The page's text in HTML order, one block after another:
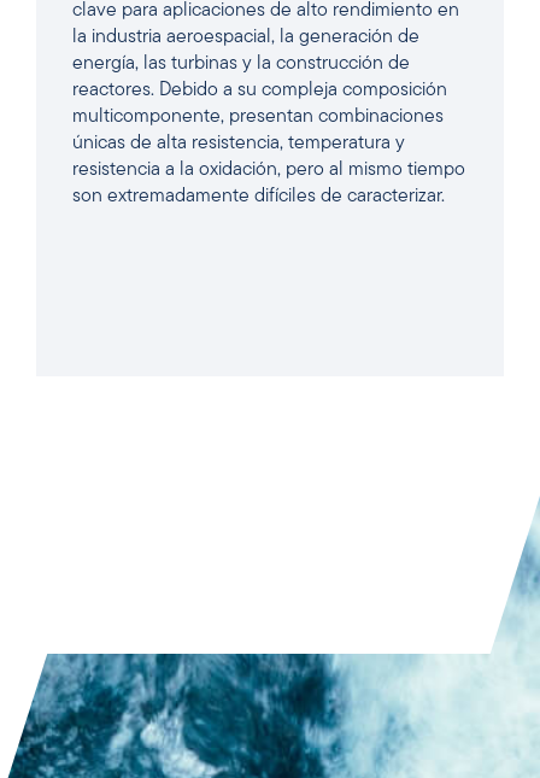
clave para aplicaciones de alto rendimiento en
la industria aeroespacial, la generación de
energía, las turbinas y la construcción de
reactores. Debido a su compleja composición
multicomponente, presentan combinaciones
únicas de alta resistencia, temperatura y
resistencia a la oxidación, pero al mismo tiempo
son extremadamente difíciles de caracterizar.